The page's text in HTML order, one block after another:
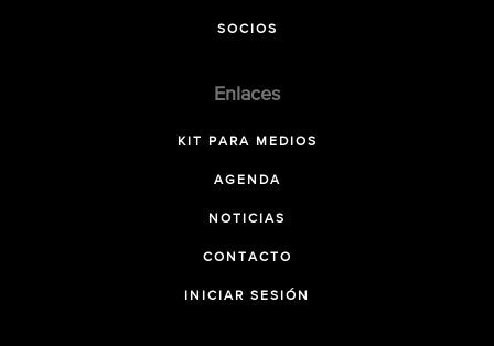
SOCIOS
Enlaces
KIT PARA MEDIOS
AGENDA
NOTICIAS
CONTACTO
INICIAR SESIÓN